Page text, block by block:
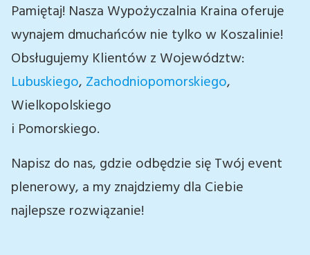
Pamiętaj! Nasza Wypożyczalnia Kraina oferuje
wynajem dmuchańców nie tylko w Koszalinie!
Obsługujemy Klientów z Województw:
Lubuskiego, Zachodniopomorskiego,
Wielkopolskiego
i Pomorskiego.
Napisz do nas, gdzie odbędzie się Twój event
plenerowy, a my znajdziemy dla Ciebie
najlepsze rozwiązanie!